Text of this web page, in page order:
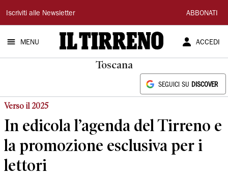
Il
Tirreno
Iscriviti alle Newsletter ABBONATI
MENU ACCEDI
Toscana
SEGUICI SU DISCOVER
Verso il 2025
In edicola l’agenda del Tirreno e
la promozione esclusiva per i
lettori